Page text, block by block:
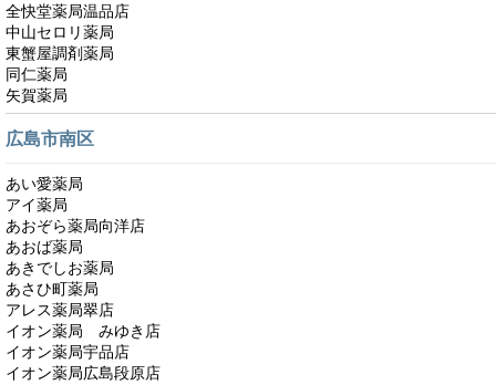
全快堂薬局温品店
中山セロリ薬局
東蟹屋調剤薬局
同仁薬局
矢賀薬局
広島市南区
あい愛薬局
アイ薬局
あおぞら薬局向洋店
あおば薬局
あきでしお薬局
あさひ町薬局
アレス薬局翠店
イオン薬局 みゆき店
イオン薬局宇品店
イオン薬局広島段原店